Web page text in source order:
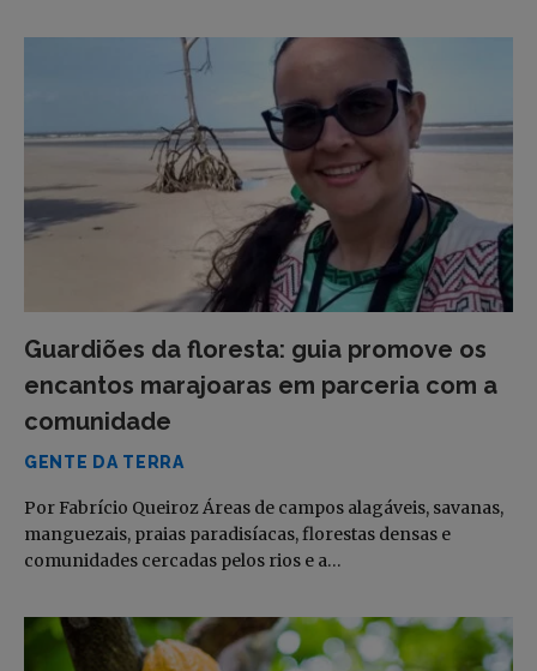
Guardiões da floresta: guia promove os
encantos marajoaras em parceria com a
comunidade
GENTE DA TERRA
Por Fabrício Queiroz Áreas de campos alagáveis, savanas,
manguezais, praias paradisíacas, florestas densas e
comunidades cercadas pelos rios e a…